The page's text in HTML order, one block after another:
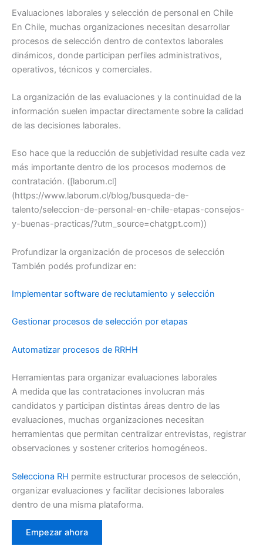
Evaluaciones laborales y selección de personal en Chile
En Chile, muchas organizaciones necesitan desarrollar
procesos de selección dentro de contextos laborales
dinámicos, donde participan perfiles administrativos,
operativos, técnicos y comerciales.
La organización de las evaluaciones y la continuidad de la
información suelen impactar directamente sobre la calidad
de las decisiones laborales.
Eso hace que la reducción de subjetividad resulte cada vez
más importante dentro de los procesos modernos de
contratación. ([laborum.cl]
(https://www.laborum.cl/blog/busqueda-de-
talento/seleccion-de-personal-en-chile-etapas-consejos-
y-buenas-practicas/?utm_source=chatgpt.com))
Profundizar la organización de procesos de selección
También podés profundizar en:
Implementar software de reclutamiento y selección
Gestionar procesos de selección por etapas
Automatizar procesos de RRHH
Herramientas para organizar evaluaciones laborales
A medida que las contrataciones involucran más
candidatos y participan distintas áreas dentro de las
evaluaciones, muchas organizaciones necesitan
herramientas que permitan centralizar entrevistas, registrar
observaciones y sostener criterios homogéneos.
Selecciona RH permite estructurar procesos de selección,
organizar evaluaciones y facilitar decisiones laborales
dentro de una misma plataforma.
Empezar ahora